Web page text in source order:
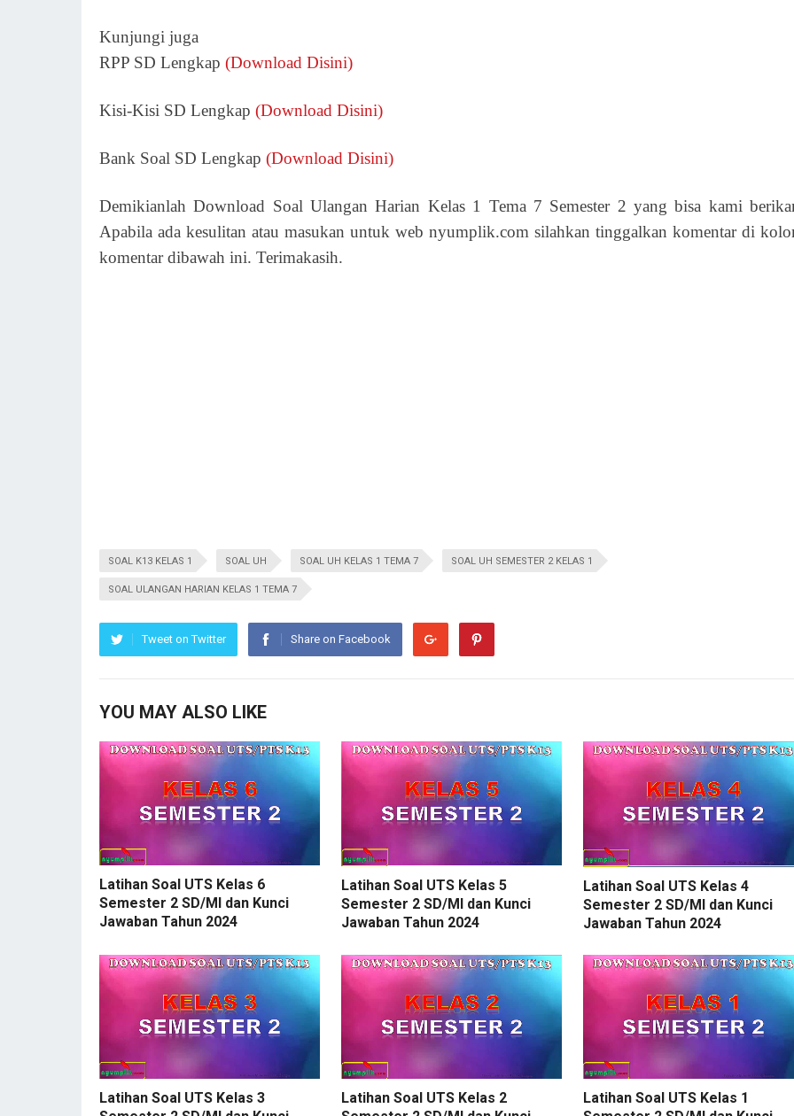
Kunjungi juga
RPP SD Lengkap (Download Disini)
Kisi-Kisi SD Lengkap (Download Disini)
Bank Soal SD Lengkap (Download Disini)
Demikianlah Download Soal Ulangan Harian Kelas 1 Tema 7 Semester 2 yang bisa kami
Apabila ada kesulitan atau masukan untuk web nyumplik.com silahkan tinggalkan komentar di
komentar dibawah ini. Terimakasih.
SOAL K13 KELAS 1 SOAL UH SOAL UH KELAS 1 TEMA 7 SOAL UH SEMESTER 2 KELAS 1
SOAL ULANGAN HARIAN KELAS 1 TEMA 7
Tweet on Twitter Share on Facebook
YOU MAY ALSO LIKE
Latihan Soal UTS Kelas 6
Semester 2 SD/MI dan Kunci
Jawaban Tahun 2024
Latihan Soal UTS Kelas 5
Semester 2 SD/MI dan Kunci
Jawaban Tahun 2024
Latihan Soal UTS Kelas 4
Semester 2 SD/MI dan Kunci
Jawaban Tahun 2024
Latihan Soal UTS Kelas 3
Latihan Soal UTS Kelas 2
Latihan Soal UTS Kelas 1